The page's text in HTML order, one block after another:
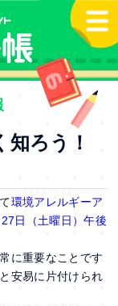
ろう！
環境アレルギーア
日（土曜日）午後
に重要なことです
安易に片付けられ